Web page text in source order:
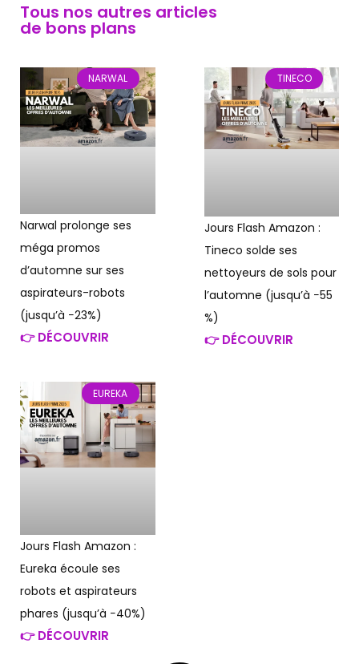
Tous nos autres articles
de bons plans
NARWAL
Narwal prolonge ses
méga promos
d’automne sur ses
aspirateurs-robots
(jusqu’à −23%)
👉 DÉCOUVRIR
TINECO
Jours Flash Amazon :
Tineco solde ses
nettoyeurs de sols pour
l’automne (jusqu’à −55
%)
👉 DÉCOUVRIR
EUREKA
Jours Flash Amazon :
Eureka écoule ses
robots et aspirateurs
phares (jusqu’à −40%)
👉 DÉCOUVRIR